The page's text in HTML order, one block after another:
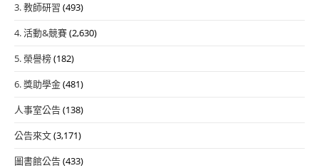
3. 教師研習 (493)
4. 活動&競賽(2,630)
5. 榮譽榜(182)
6. 獎助學金(481)
人事室公告(138)
公告來文(3,171)
圖書館公告(433)